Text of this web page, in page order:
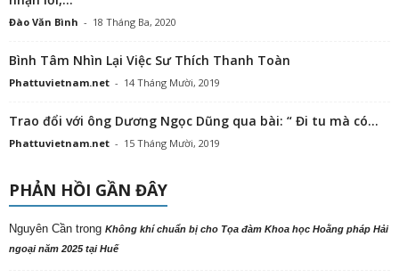
Đào Văn Bình - 18 Tháng Ba, 2020
Bình Tâm Nhìn Lại Việc Sư Thích Thanh Toàn
Phattuvietnam.net - 14 Tháng Mười, 2019
Trao đổi với ông Dương Ngọc Dũng qua bài: “ Đi tu mà có...
Phattuvietnam.net - 15 Tháng Mười, 2019
PHẢN HỒI GẦN ĐÂY
Nguyên Cần trong Không khí chuẩn bị cho Tọa đàm Khoa học Hoằng pháp Hải
ngoại năm 2025 tại Huế